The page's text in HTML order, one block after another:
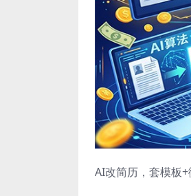
AI改简历，套模板